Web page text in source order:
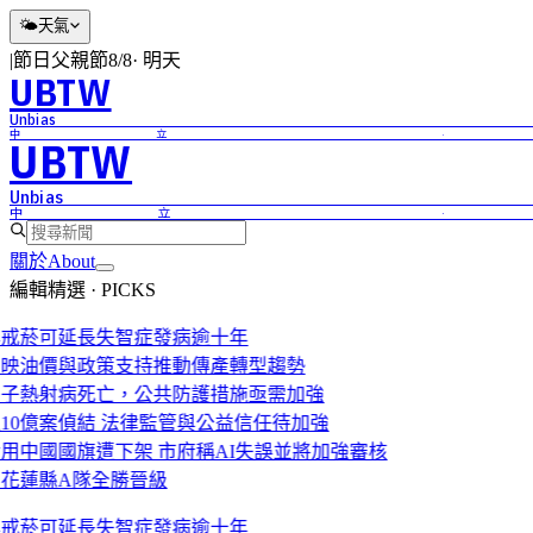
🌤天氣
|節日 父親節8/8· 明天
UBTW
中立 ·
UBTW
中立 ·
關於About
編輯精選 · PICKS
菸可延長失智症發病逾十年
油價與政策支持推動傳產轉型趨勢
熱射病死亡，公共防護措施亟需加強
億案偵結 法律監管與公益信任待加強
中國國旗遭下架 市府稱AI失誤並將加強審核
蓮縣A隊全勝晉級
菸可延長失智症發病逾十年